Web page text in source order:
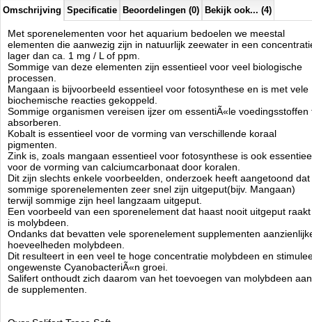
koralen (Trace Hard) en een voor zachte / leder koralen en verkalkte
wieren (Trace Soft).
Beide kunnen worden gecombineerd op basis van benadering en de
verhouding van het aquarium bewoners.
Zodat een bijna perfecte formulering van sporenelementen voor
verschillende aquaria beschikbaar gekomen is.
Enkele andere eisen
Sinds de toevoeging van jodium, zijn alle vormen van jodium
weggelaten.
Salifert natuurlijk jodium wordt aanbevolen om het volledige scala van
sporenelementen te voltooien.
Instructies:
Dosering 5 ml per 100 liters (25 gallons) eenmaal per week.
Wanneer gecombineerd met Trace Hard moet de totale dosering (ml
Trace Soft + ml Trace Hard) niet meer bedragen dan 10 ml per 100
liters (25 gallons).
Actieve ingredienten:
Manganese, Iron, Copper, Zinc, Vanadate, Fluoride, Barium, Selenate.
Salifert
Manufactured by:Salifert
Model:SA-3005
Omschrijving Specificatie Beoordelingen (0) Bekijk ook... (4)
Met sporenelementen voor het aquarium bedoelen we meestal
elementen die aanwezig zijn in natuurlijk zeewater in een
lager dan ca. 1 mg / L of ppm.
Sommige van deze elementen zijn essentieel voor veel biologische
processen.
Mangaan is bijvoorbeeld essentieel voor fotosynthese en is met vele
biochemische reacties gekoppeld.
Sommige organismen vereisen ijzer om essentiÃ«le voedingsstoffen
absorberen.
Kobalt is essentieel voor de vorming van verschillende koraal
pigmenten.
Zink is, zoals mangaan essentieel voor fotosynthese is ook
voor de vorming van calciumcarbonaat door koralen.
Dit zijn slechts enkele voorbeelden, onderzoek heeft aangetoond dat
sommige sporenelementen zeer snel zijn uitgeput(bijv. Mangaan)
terwijl sommige zijn heel langzaam uitgeput.
Een voorbeeld van een sporenelement dat haast nooit uitgeput raakt
is molybdeen.
Ondanks dat bevatten vele sporenelement supplementen
hoeveelheden molybdeen.
Dit resulteert in een veel te hoge concentratie molybdeen en
ongewenste CyanobacteriÃ«n groei.
Salifert onthoudt zich daarom van het toevoegen van molybdeen aan
de supplementen.